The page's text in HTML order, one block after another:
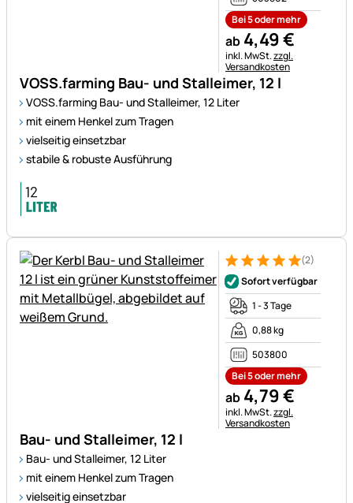
VOSS.farming Bau- und Stalleimer, 12 l
VOSS.farming Bau- und Stalleimer, 12 Liter
mit einem Henkel zum Tragen
vielseitig einsetzbar
stabile & robuste Ausführung
Bei 5 oder mehr
ab 4,49€
Steuerhinweis:
inkl. MwSt.zzgl.
Versandkosten
Bau- und Stalleimer, 12 l
Bau- und Stalleimer, 12 Liter
mit einem Henkel zum Tragen
vielseitig einsetzbar
Bewertung: 5 von 5 (2
2 Bewertungen
(2)
Sofort verfügbar
1 - 3 Tage
0,88 kg
503800
Bei 5 oder mehr
ab 4,79€
Steuerhinweis:
inkl. MwSt.zzgl.
Versandkosten